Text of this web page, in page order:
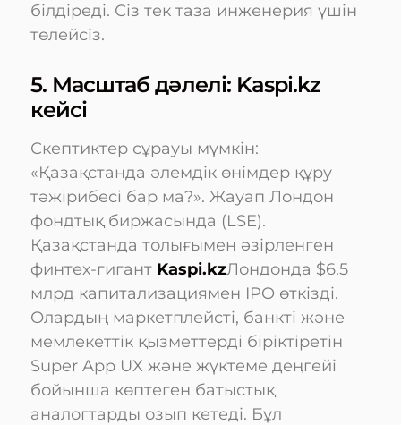
білдіреді. Сіз тек таза инженерия үшін
төлейсіз.
5. Масштаб дәлелі: Kaspi.kz
кейсі
Скептиктер сұрауы мүмкін:
«Қазақстанда әлемдік өнімдер құру
тәжірибесі бар ма?». Жауап Лондон
фондтық биржасында (LSE).
Қазақстанда толығымен әзірленген
финтех-гигант Kaspi.kzЛондонда $6.5
млрд капитализациямен IPO өткізді.
Олардың маркетплейсті, банкті және
мемлекеттік қызметтерді біріктіретін
Super App UX және жүктеме деңгейі
бойынша көптеген батыстық
аналогтарды озып кетеді. Бұл